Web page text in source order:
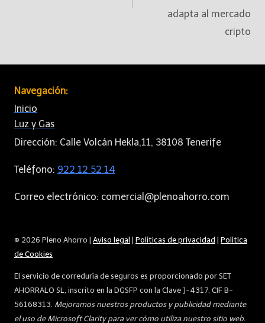
adapta al mercado
cripto
Navegación:
Inicio
Luz y Gas
Dirección: Calle Volcán Hekla,11, 38108 Tenerife
Teléfono: 922 12 52 14
Correo electrónico: comercial@plenoahorro.com
© 2026 Pleno Ahorro | Aviso legal Políticas de privacidad
Política
de Cookies
El servicio de correduría de seguros es proporcionado por SET
AHORRALO SL, inscrito en la DGSFP con la Clave J-4317, CIF B-
56168313. Mejoramos nuestros productos y publicidad mediante
el uso de Microsoft Clarity para ver cómo utiliza nuestro sitio web.